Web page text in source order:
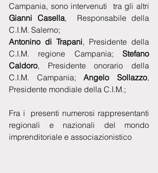
Gianni Casella,  Responsabile della
C.I.M. Salerno;
Antonino di Trapani, Presidente della
C.I.M. regione Campania; Stefano
Caldoro, Presidente onorario della
C.I.M. Campania; Angelo Sollazzo,
Presidente mondiale della C.I.M.;
Fra i  presenti numerosi rappresentanti
regionali e nazionali del mondo
imprenditoriale e associazionistico